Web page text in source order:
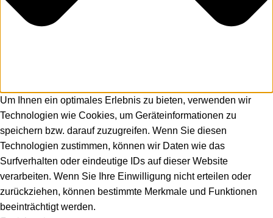
Um Ihnen ein optimales Erlebnis zu bieten, verwenden wir
Technologien wie Cookies, um Geräteinformationen zu
speichern bzw. darauf zuzugreifen. Wenn Sie diesen
Technologien zustimmen, können wir Daten wie das
Surfverhalten oder eindeutige IDs auf dieser Website
verarbeiten. Wenn Sie Ihre Einwilligung nicht erteilen oder
zurückziehen, können bestimmte Merkmale und Funktionen
beeinträchtigt werden.